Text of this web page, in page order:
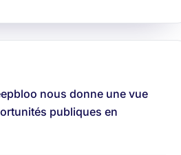
nous donne une vue
publiques en